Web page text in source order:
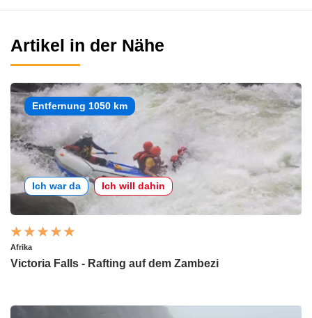
Artikel in der Nähe
Entfernung 1050 km
Ich war da Ich will dahin
Afrika
Victoria Falls - Rafting auf dem Zambezi